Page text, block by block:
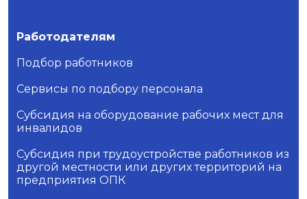
Работодателям
Подбор работников
Сервисы по подбору персонала
Субсидия на оборудование рабочих мест для
инвалидов
Субсидия при трудоустройстве работников из
другой местности или других территорий на
предприятия ОПК